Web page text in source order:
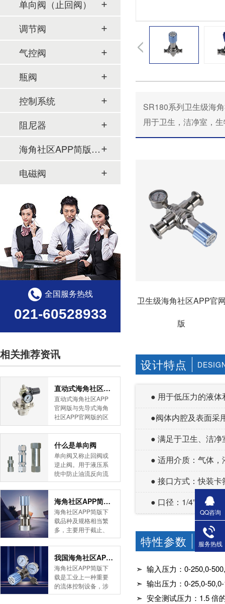
SR180系列卫生级海角社
用于卫生，洁净室，
卫生级海角社区APP官
版
设计特点
● 用于低压力的液体和
●阀体内腔及表面采用
● 满足于卫生、洁净
● 适用介质：气体
● 接口方式：快装卡箍
● 口径：1/4”-
特性参数
➣ 输入压力：0-250,0-
➣ 输出压力：0-25,0-
➣ 安全测试压力：1.5 倍
单向阀（止回阀）
调节阀
气控阀
瓶阀
控制系统
阻尼器
海角社区APP简版下载及管件
电磁阀
全国服务热线
021-60528933
相关推荐资讯
直动式海角社区APP官网版与先导式海角社区APP官网版的区别
直动式海角社区APP
官网版与先导式海角
社区APP官网版的区
别是什么？HJBA8海
角论坛海角社区APP
简版下载告诉您！先
导式海角社区APP官
网版是采用控制阀体
内的启闭件的开度来
调节介质的流量，将
介质的压力降低，同
时借助阀后压力的作
用调节启闭件的开
度，使阀后压力保持
在一定范围内，在进
口压力不断变化的情
在设定的范围内，保
护其后的生活生产器
具。本类海角社区
APP简版下载在管......
什么是单向阀
单向阀又称止回阀或
逆止阀。用于液压系
统中防止油流反向流
动,或者用于气动系统
中防止压缩空气逆向
流动。今天HJBA8海
角论坛海角社区APP
简版下载为您介绍一
下什么是单向阀。
一、简介单向阀有直
通式和直角式两种。
直通式单向阀用螺纹
连接安装在管路上。
直角式单向阀有螺纹
连接、板式连接和法
兰连接三种形式。液
海角社区APP简版下载的维护保养方式有哪些
海角社区APP简版下
载品种及规格相当繁
多，主要用于截止、
导流、稳压、分流
等，用途广泛。正确
和有序有效的维护保
养会保护海角社区
APP简版下载，使海
角社区APP简版下载
正常发挥功能并且延
我国海角社区APP简版下载市场的现状及前景如何
海角社区APP简版下
载是工业上一种重要
的流体控制设备，涉
及到国民经济诸多部
QQ咨询
服务热线